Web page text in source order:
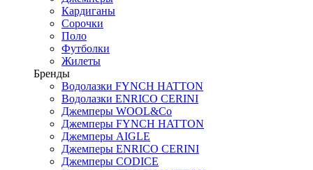
Кардиганы
Сорочки
Поло
Футболки
Жилеты
Бренды
Водолазки FYNCH HATTON
Водолазки ENRICO CERINI
Джемперы WOOL&Co
Джемперы FYNCH HATTON
Джемперы AIGLE
Джемперы ENRICO CERINI
Джемперы CODICE